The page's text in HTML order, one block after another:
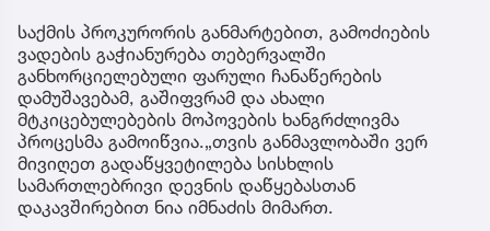
საქმის პროკურორის განმარტებით, გამოძიების
ვადების გაჭიანურება თებერვალში
განხორციელებული ფარული ჩანაწერების
დამუშავებამ, გაშიფვრამ და ახალი
მტკიცებულებების მოპოვების ხანგრძლივმა
პროცესმა გამოიწვია.„თვის განმავლობაში ვერ
მივიღეთ გადაწყვეტილება სისხლის
სამართლებრივი დევნის დაწყებასთან
დაკავშირებით ნია იმნაძის მიმართ.